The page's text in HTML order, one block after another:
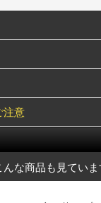
注意
な商品も見ていま